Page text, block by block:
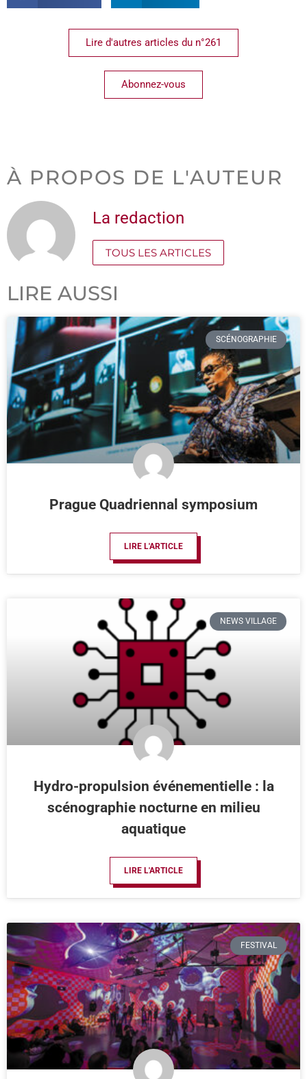
Lire d'autres articles du n°261
Abonnez-vous
À PROPOS DE L'AUTEUR
La redaction
TOUS LES ARTICLES
LIRE AUSSI
SCÉNOGRAPHIE
Prague Quadriennal symposium
LIRE L'ARTICLE
NEWS VILLAGE
Hydro-propulsion événementielle : la
scénographie nocturne en milieu
aquatique
LIRE L'ARTICLE
FESTIVAL